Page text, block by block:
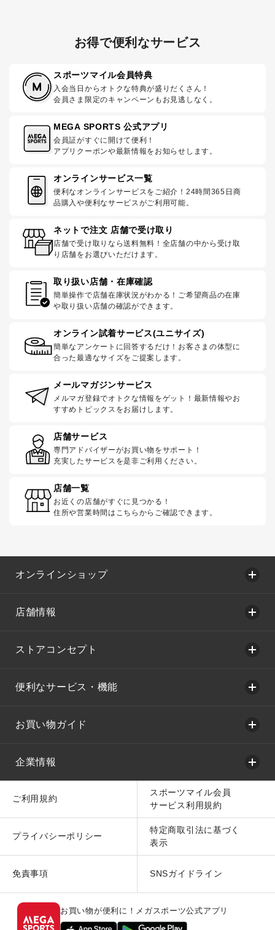
お得で便利なサービス
スポーツマイル会員特典
入会当日からオトクな特典が盛りだくさん！
会員さま限定のキャンペーンもお見逃しなく。
MEGA SPORTS 公式アプリ
会員証がすぐに開けて便利！
アプリクーポンや最新情報をお知らせします。
オンラインサービス一覧
便利なオンラインサービスをご紹介！24時間365日商
品購入や便利なサービスがご利用可能。
ネットで注文 店舗で受け取り
店舗で受け取りなら送料無料！全店舗の中から受け取
り店舗をお選びいただけます。
取り扱い店舗・在庫確認
簡単操作で店舗在庫状況がわかる！ご希望商品の在庫
や取り扱い店舗の確認ができます。
オンライン試着サービス(ユニサイズ)
簡単なアンケートに回答するだけ！お客さまの体型に
合った最適なサイズをご提案します。
メールマガジンサービス
メルマガ登録でオトクな情報をゲット！最新情報やお
すすめトピックスをお届けします。
店舗サービス
専門アドバイザーがお買い物をサポート！
充実したサービスを是非ご利用ください。
店舗一覧
お近くの店舗がすぐに見つかる！
住所や営業時間はこちらからご確認できます。
オンラインショップ
店舗情報
ストアコンセプト
便利なサービス・機能
お買い物ガイド
企業情報
ご利用規約
スポーツマイル会員
サービス利用規約
プライバシーポリシー
特定商取引法に基づく
表示
免責事項 SNSガイドライン
お買い物が便利に！メガスポーツ公式アプリ